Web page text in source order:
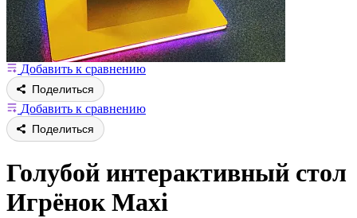
Добавить к сравнению
Поделиться
Добавить к сравнению
Поделиться
Голубой интерактивный стол
Игрёнок Maxi